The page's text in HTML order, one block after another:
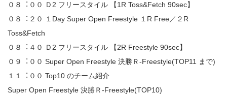
０８︓００ Ｄ2 フリースタイル 【1R Toss&Fetch 90sec】
０８︓２０ １Day Super Open Freestyle １R Free／２R
Toss&Fetch
０８︓４０ Ｄ2 フリースタイル 【2R Freestyle 90sec】
０９︓００ Super Open Freestyle 決勝Ｒ-Freestyle(TOP11 まで)
１１︓００ Top10 のチーム紹介
Super Open Freestyle 決勝Ｒ-Freestyle(TOP10)